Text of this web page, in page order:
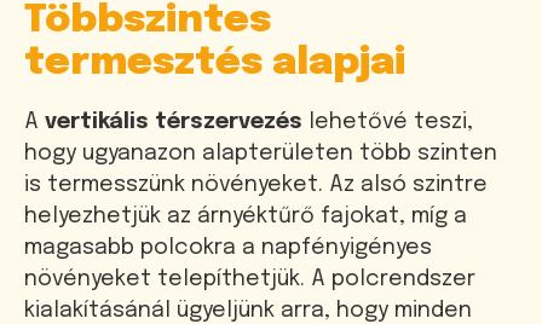
Többszintes
termesztés alapjai
A vertikális térszervezés lehetővé teszi,
hogy ugyanazon alapterületen több szinten
is termesszünk növényeket. Az alsó szintre
helyezhetjük az árnyéktűrő fajokat, míg a
magasabb polcokra a napfényigényes
növényeket telepíthetjük. A polcrendszer
kialakításánál ügyeljünk arra, hogy minden